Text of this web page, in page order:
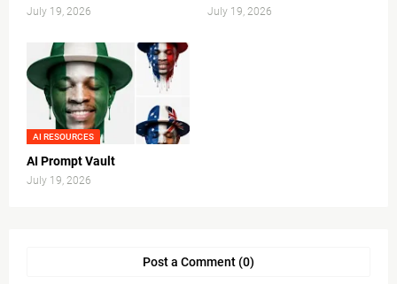
July 19, 2026 July 19, 2026
AI RESOURCES
AI Prompt Vault
July 19, 2026
Post a Comment (0)